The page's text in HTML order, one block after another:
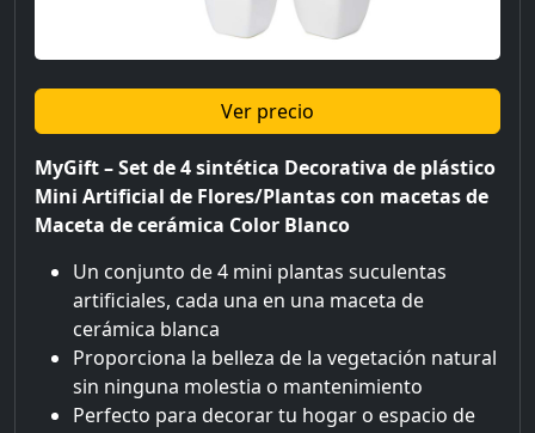
Ver precio
MyGift – Set de 4 sintética Decorativa de plástico
Mini Artificial de Flores/Plantas con macetas de
Maceta de cerámica Color Blanco
Un conjunto de 4 mini plantas suculentas
artificiales, cada una en una maceta de
cerámica blanca
Proporciona la belleza de la vegetación natural
sin ninguna molestia o mantenimiento
Perfecto para decorar tu hogar o espacio de